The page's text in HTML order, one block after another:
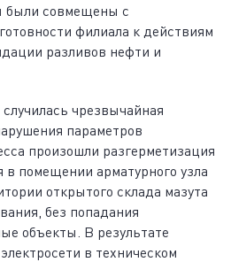
были совмещены с
филиала к действиям
разливов нефти и
чрезвычайная
параметров
произошли разгерметизация
в помещении арматурного узла
открытого склада мазута
без попадания
объекты. В результате
в техническом